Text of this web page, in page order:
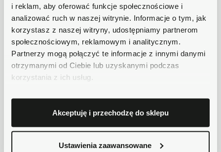
i reklam, aby oferować funkcje społecznościowe i
analizować ruch w naszej witrynie. Informacje o tym, jak
korzystasz z naszej witryny, udostępniamy partnerom
społecznościowym, reklamowym i analitycznym.
Partnerzy mogą połączyć te informacje z innymi danymi
otrzymanymi od Ciebie lub uzyskanymi podczas
korzystania z ich usług.
Akceptuję i przechodzę do sklepu
Ustawienia zaawansowane
Bezpieczne płatności
Płatności obsługuje Przelewy24 - największy
operator płatności online w Polsce.
Masz pytania dotyczące produktu?
Zadzwoń do nas 62 733 86 11 lub napisz e-
mail. Chętnie pomożemy!
Szczegóły produktu